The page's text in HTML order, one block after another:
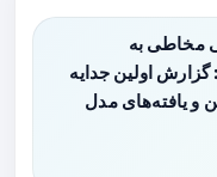
مخاطی به
Entamoeba dispar: گزارش اولین جدایه
و یافته‌های مدل